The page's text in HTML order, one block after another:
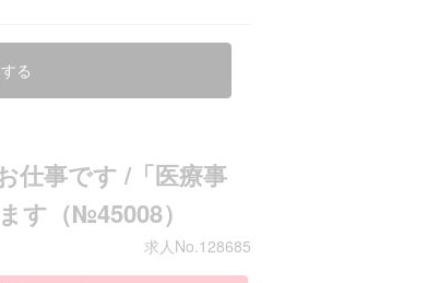
る
仕事です /「医療事
す（№45008）
求人No.128685